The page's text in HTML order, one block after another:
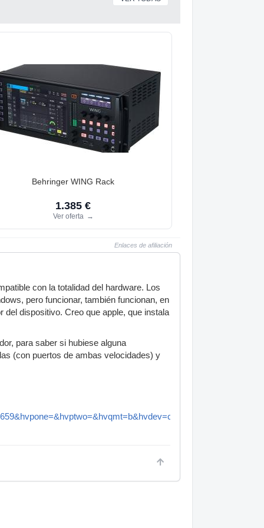
Behringer WING Rack
1.385 €
Ver oferta →
Enlaces de afiliación
con la totalidad del hardware. Los
pero funcionar, también funcionan, en
del dispositivo. Creo que apple, que instala
para saber si hubiese alguna
(con puertos de ambas velocidades) y